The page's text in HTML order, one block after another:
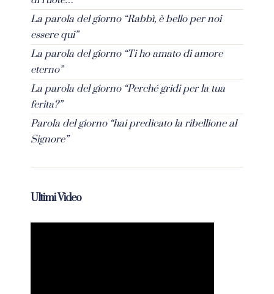
La parola del giorno “Rabbì, è bello per noi
essere qui”
La parola del giorno “Ti ho amato di amore
eterno”
La parola del giorno “Perché gridi per la tua
ferita?”
Parola del giorno “hai predicato la ribellione al
Signore”
Ultimi Video